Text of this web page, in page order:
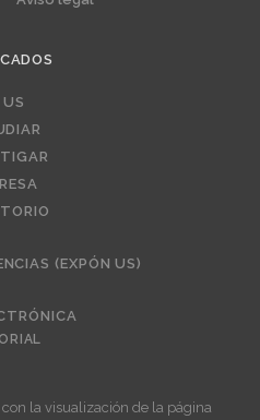
(EXPÓN US)
la visualización de la página